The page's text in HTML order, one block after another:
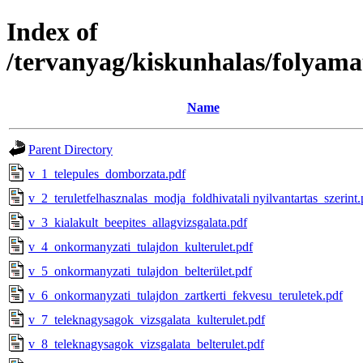
Index of
/tervanyag/kiskunhalas/
Name
Parent Directory
v_1_telepules_domborzata.pdf
v_2_teruletfelhasznalas_modja_foldhivatali
v_3_kialakult_beepites_allagvizsgalata.pdf
v_4_onkormanyzati_tulajdon_kulterulet.pdf
v_5_onkormanyzati_tulajdon_belterület.pdf
v_6_onkormanyzati_tulajdon_zartkerti_fekvesu_teruletek.pdf
v_7_teleknagysagok_vizsgalata_kulterulet.pdf
v_8_teleknagysagok_vizsgalata_belterulet.pdf